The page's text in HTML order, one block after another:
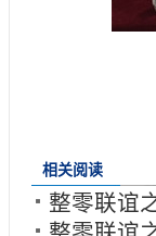
相关阅读
整零联谊